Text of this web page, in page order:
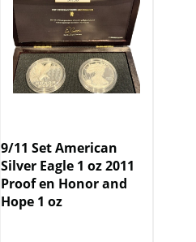
9/11 Set American
Silver Eagle 1 oz 2011
Proof en Honor and
Hope 1 oz